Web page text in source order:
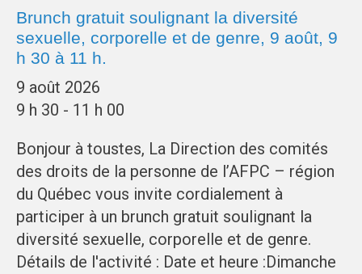
Brunch gratuit soulignant la diversité
sexuelle, corporelle et de genre, 9 août, 9
h 30 à 11 h.
9 août 2026
9 h 30 - 11 h 00
Bonjour à toustes, La Direction des comités
des droits de la personne de l’AFPC – région
du Québec vous invite cordialement à
participer à un brunch gratuit soulignant la
diversité sexuelle, corporelle et de genre.
Détails de l'activité : Date et heure :Dimanche